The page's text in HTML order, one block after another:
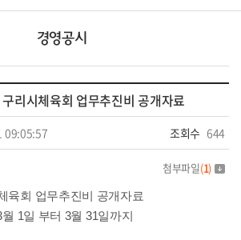
경영공시
리시체육회 업무추진비 공개자료
09:05:57 조회수 644
첨부파일(1)
육회 업무추진비 공개자료
1일 부터 3월 31일까지